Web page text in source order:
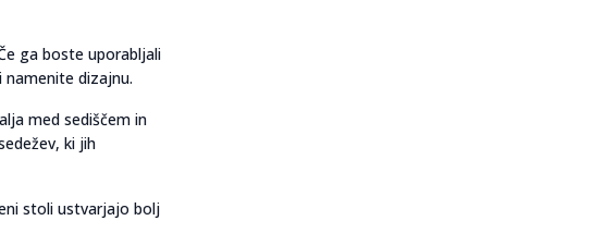
ga boste uporabljali
dizajnu.
med sediščem in
ki jih
stoli ustvarjajo bolj